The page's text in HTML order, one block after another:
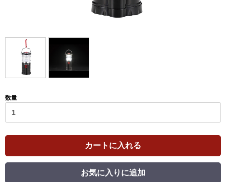
数量
カートに入れる
お気に入りに追加